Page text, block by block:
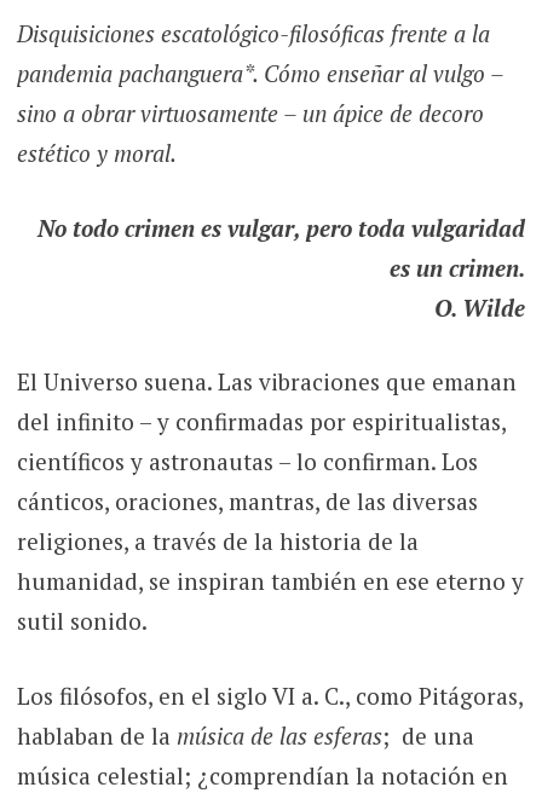
Disquisiciones escatológico-filosóficas frente a la
pandemia pachanguera*. Cómo enseñar al vulgo –
sino a obrar virtuosamente – un ápice de decoro
estético y moral.
No todo crimen es vulgar, pero toda vulgaridad
es un crimen.
O. Wilde
El Universo suena. Las vibraciones que emanan
del infinito – y confirmadas por espiritualistas,
científicos y astronautas – lo confirman. Los
cánticos, oraciones, mantras, de las diversas
religiones, a través de la historia de la
humanidad, se inspiran también en ese eterno y
sutil sonido.
Los filósofos, en el siglo VI a. C., como Pitágoras,
hablaban de la música de las esferas; de una
música celestial; ¿comprendían la notación en